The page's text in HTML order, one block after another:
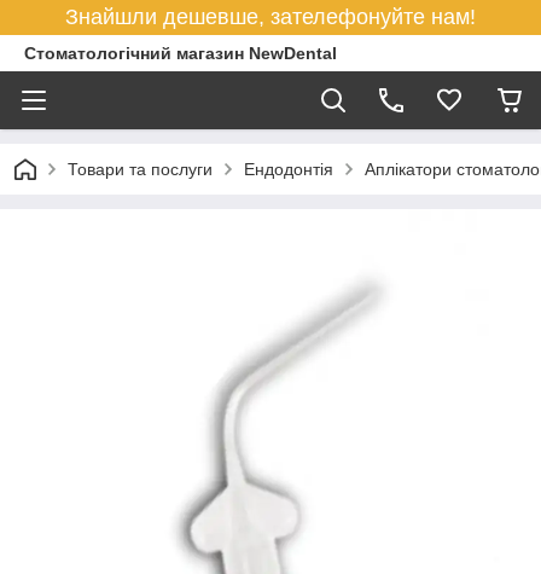
Знайшли дешевше, зателефонуйте нам!
Стоматологічний магазин NewDental
Товари та послуги Ендодонтія Аплікатори